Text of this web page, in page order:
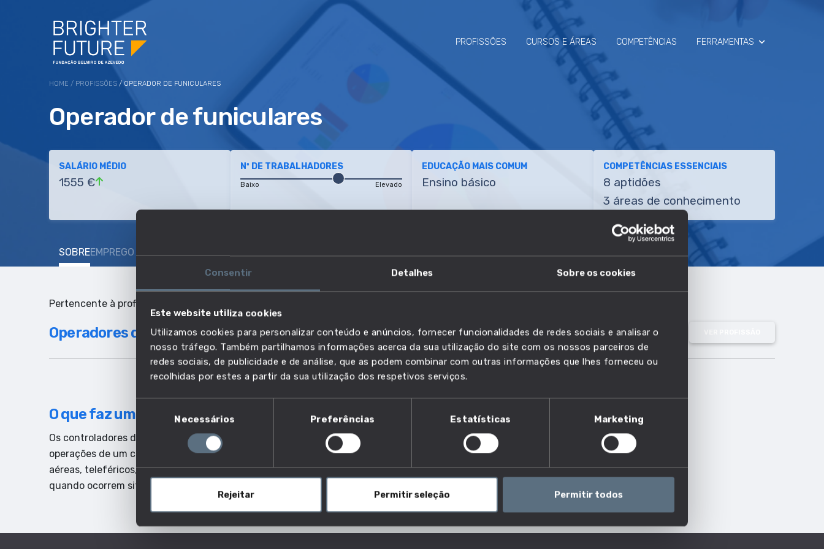
Consentir Detalhes Sobre os cookies
Este website utiliza cookies
Utilizamos cookies para personalizar conteúdo e anúncios, fornecer funcionalidades de redes sociais e analisar o
nosso tráfego. Também partilhamos informações acerca da sua utilização do site com os nossos parceiros de
redes sociais, de publicidade e de análise, que as podem combinar com outras informações que lhes forneceu ou
recolhidas por estes a partir da sua utilização dos respetivos serviços.
consentimento
Necessários Preferências Estatísticas Marketing
Rejeitar Permitir seleção Permitir todos
PROFISSÕES CURSOS E ÁREAS COMPETÊNCIAS FERRAMENTAS
HOME / PROFISSÕES / OPERADOR DE FUNICULARES
Operador de funiculares
SALÁRIO MÉDIO
1555 €
Nº DE TRABALHADORES
Baixo Elevado
EDUCAÇÃO MAIS COMUM
Ensino básico
COMPETÊNCIAS ESSENCIAIS
8 aptidões
3 áreas de conhecimento
SOBREEMPREGO E SALÁRIO
Pertencente à profissão:
Operadores de equipamentos móveis
O que faz um operador de funiculares?
Os controladores de funiculares operam sistemas e quadros de comando mantendo sob controlo as
operações de um conjunto variado de modos de transporte operados por cabo. Podem operar cabinas
aéreas, teleféricos, funiculares, etc. Asseguram o funcionamento contínuo e intervêm nas operações
quando ocorrem situações imprevistas.